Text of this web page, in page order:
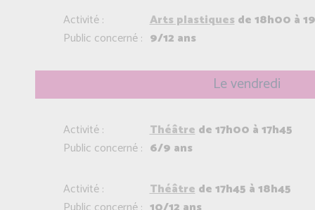
Activité : Arts plastiques de 18h00 à
Public concerné : 9/12 ans
Le vendredi
Activité : Théâtre de 17h00 à 17h45
Public concerné : 6/9 ans
Activité : Théâtre de 17h45 à 18h45